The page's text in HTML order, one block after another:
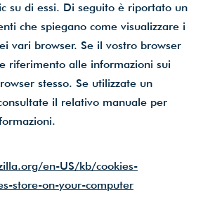
su di essi. Di seguito è riportato un
che spiegano come visualizzare i
vari browser. Se il vostro browser
riferimento alle informazioni sui
stesso. Se utilizzate un
il relativo manuale per
en-US/kb/cookies-
store-on-your-computer